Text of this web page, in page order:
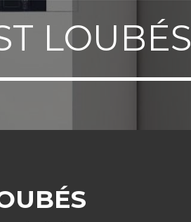
LOUBÉS